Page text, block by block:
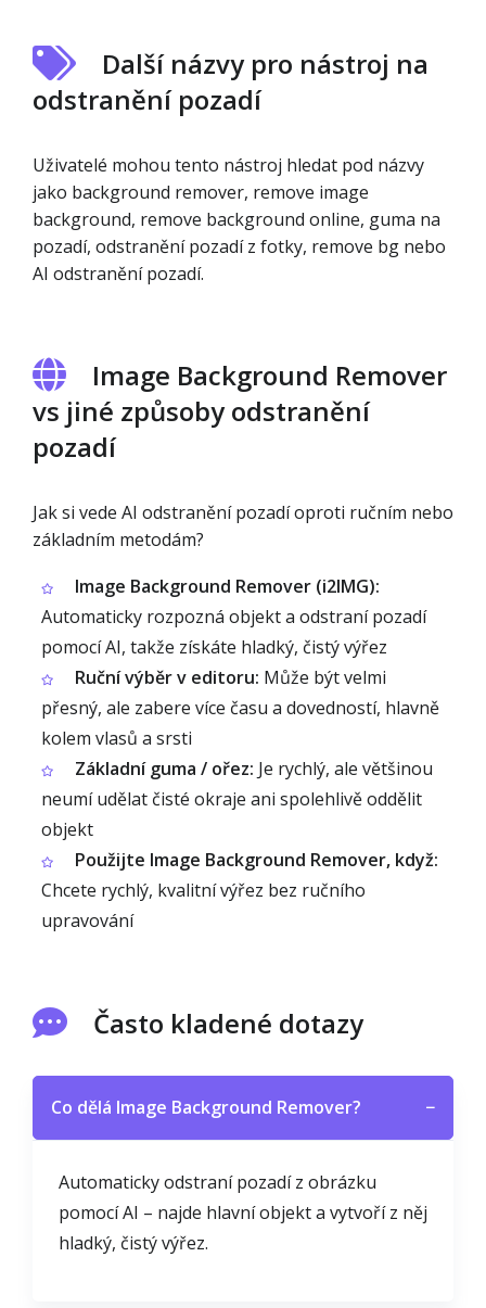
Další názvy pro nástroj na
odstranění pozadí
Uživatelé mohou tento nástroj hledat pod názvy
jako background remover, remove image
background, remove background online, guma na
pozadí, odstranění pozadí z fotky, remove bg nebo
AI odstranění pozadí.
Image Background Remover
vs jiné způsoby odstranění
pozadí
Jak si vede AI odstranění pozadí oproti ručním nebo
základním metodám?
Image Background Remover (i2IMG):
Automaticky rozpozná objekt a odstraní pozadí
pomocí AI, takže získáte hladký, čistý výřez
Ruční výběr v editoru: Může být velmi
přesný, ale zabere více času a dovedností, hlavně
kolem vlasů a srsti
Základní guma / ořez: Je rychlý, ale většinou
neumí udělat čisté okraje ani spolehlivě oddělit
objekt
Použijte Image Background Remover, když:
Chcete rychlý, kvalitní výřez bez ručního
upravování
Často kladené dotazy
Co dělá Image Background Remover? −
Automaticky odstraní pozadí z obrázku
pomocí AI – najde hlavní objekt a vytvoří z něj
hladký, čistý výřez.